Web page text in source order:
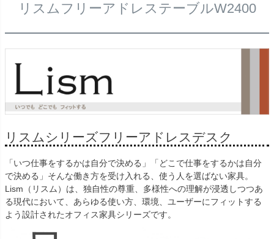
リスムフリーアドレステーブルW2400
リスムシリーズフリーアドレスデスク
「いつ仕事をするかは自分で決める」「どこで仕事をするかは自分
で決める」そんな働き方を受け入れる、使う人を選ばない家具。
Lism（リスム）は、独自性の尊重、多様性への理解が浸透しつつあ
る現代において、あらゆる使い方、環境、ユーザーにフィットする
よう設計されたオフィス家具シリーズです。